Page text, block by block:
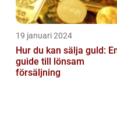
19 januari 2024
Hur du kan sälja guld:
guide till lönsam
försäljning